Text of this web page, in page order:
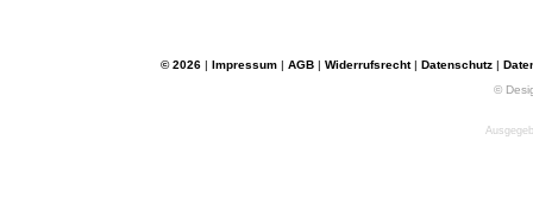
© 2026 | Impressum | AGB | Widerrufsrecht| Datenschutz |
©